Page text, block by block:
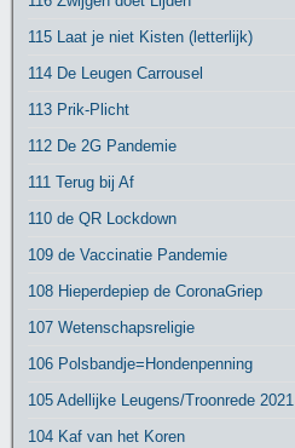
115 Laat je niet Kisten (letterlijk)
114 De Leugen Carrousel
113 Prik-Plicht
112 De 2G Pandemie
111 Terug bij Af
110 de QR Lockdown
109 de Vaccinatie Pandemie
108 Hieperdepiep de CoronaGriep
107 Wetenschapsreligie
106 Polsbandje=Hondenpenning
105 Adellijke Leugens/Troonrede 2021
104 Kaf van het Koren